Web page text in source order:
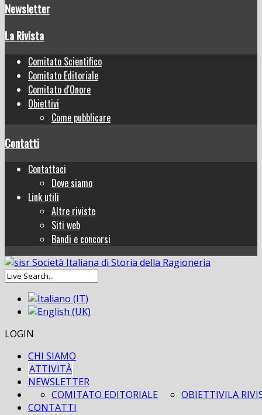
Newsletter
La Rivista
Comitato Scientifico
Comitato Editoriale
Comitato d'Onore
Obiettivi
Come pubblicare
Contatti
Contattaci
Dove siamo
Link utili
Altre riviste
Siti web
Bandi e concorsi
LOGIN
CHI SIAMO
ATTIVITÀ
NEWSLETTER
LA
COMITATO EDITORIALE
OBIETTIVI
CONTATTI